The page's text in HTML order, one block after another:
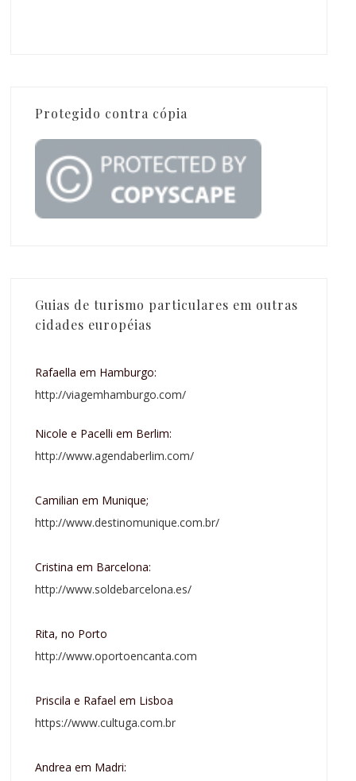
Protegido contra cópia
Guias de turismo particulares em outras
cidades européias
Rafaella em Hamburgo:
http://viagemhamburgo.com/
Nicole e Pacelli em Berlim:
http://www.agendaberlim.com/
Camilian em Munique;
http://www.destinomunique.com.br/
Cristina em Barcelona:
http://www.soldebarcelona.es/
Rita, no Porto
http://www.oportoencanta.com
Priscila e Rafael em Lisboa
https://www.cultuga.com.br
Andrea em Madri: